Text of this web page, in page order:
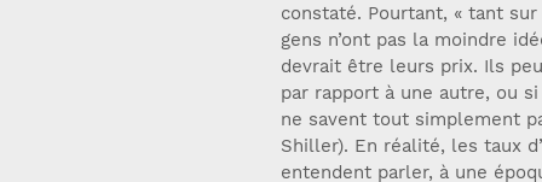
constaté. Pourtant, « tant
gens n’ont pas la moindre
devrait être leurs prix. Ils
par rapport à une autre, ou
ne savent tout simplement
Shiller). En réalité, les taux
entendent parler, à une